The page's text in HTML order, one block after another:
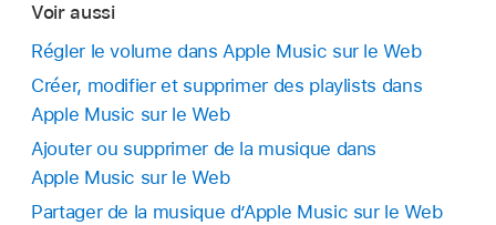
Voir aussi
Régler le volume dans Apple Music sur le Web
Créer, modifier et supprimer des playlists dans
Apple Music sur le Web
Ajouter ou supprimer de la musique dans
Apple Music sur le Web
Partager de la musique d’Apple Music sur le Web